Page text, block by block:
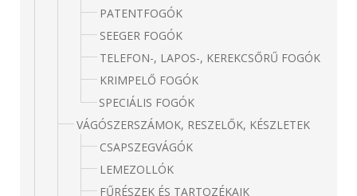
PATENTFOGÓK
SEEGER FOGÓK
TELEFON-, LAPOS-, KEREKCSŐRŰ FOGÓK
KRIMPELŐ FOGÓK
SPECIÁLIS FOGÓK
VÁGÓSZERSZÁMOK, RESZELŐK, KÉSZLETEK
CSAPSZEGVÁGÓK
LEMEZOLLÓK
FŰRÉSZEK ÉS TARTOZÉKAIK